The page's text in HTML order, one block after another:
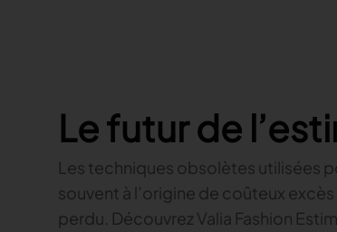
Le futur de
Les techniques obsolètes utilisées
souvent à l’origine de coûteux
perdu. Découvrez Valia Fashion